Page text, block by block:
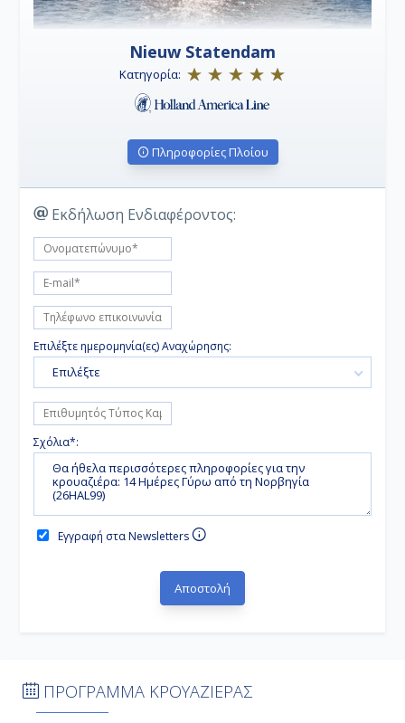
προς τα ανατολικά και μετά πάλι νότια.
• Ντόβερ (Λονδίνο):Η πόλη σχεδιάστηκε επίσημα
το 1717 από μια ειδική επιτροπή της Γενικής
Συνέλευσης του Ντέλαγουερ, με το κέντρο της πόλης
να σηματοδοτεί το Γκρην (Green), η κεντρική πλατεία
Nieuw Statendam
Κατηγορία:
Πληροφορίες Πλοίου
Εκδήλωση Ενδιαφέροντος:
Επιλέξτε ημερομηνία(ες) Αναχώρησης:
Επιλέξτε
Σχόλια*:
Εγγραφή στα Newsletters
ΠΡΟΓΡΑΜΜΑ ΚΡΟΥΑΖΙΕΡΑΣ